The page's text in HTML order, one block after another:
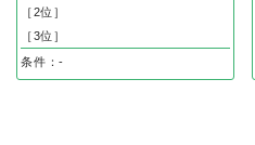
［2位］
［3位］
条件：-